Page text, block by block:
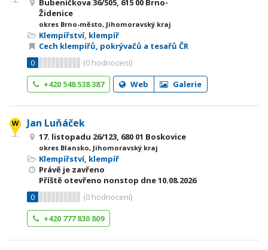
Bubeníčkova 36/505, 615 00 Brno-
Židenice
okres Brno-město, Jihomoravský kraj
Klempířství, klempíř
Cech klempířů, pokrývačů a tesařů ČR
0
(0 hodnocení)
+420 548 538 387
Web Galerie
Jan Luňáček
17. listopadu 26/123, 680 01 Boskovice
okres Blansko, Jihomoravský kraj
Klempířství, klempíř
Právě je zavřeno
Příště otevřeno nonstop dne 10.08.2026
0
(0 hodnocení)
+420 777 830 809